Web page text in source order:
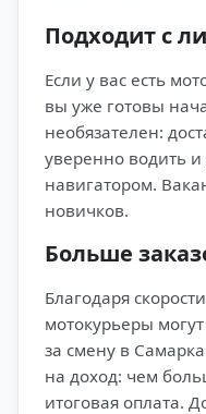
Подходит с
Если у вас есть
вы уже готовы
необязателен:
уверенно водить и
навигатором.
новичков.
Больше
Благодаря
мотокурьеры
за смену в
на доход: чем
итоговая оплата.